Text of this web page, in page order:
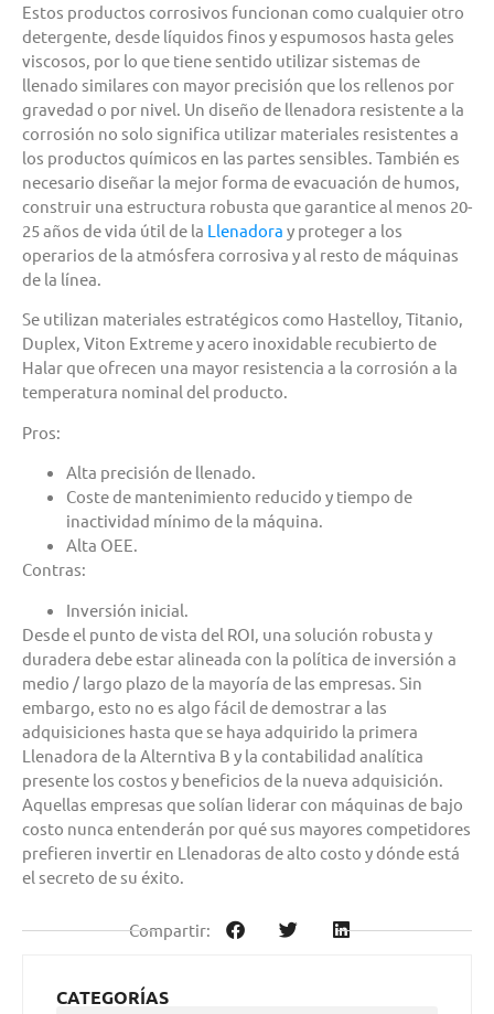
Estos productos corrosivos funcionan como cualquier otro
detergente, desde líquidos finos y espumosos hasta geles
viscosos, por lo que tiene sentido utilizar sistemas de
llenado similares con mayor precisión que los rellenos por
gravedad o por nivel. Un diseño de llenadora resistente a la
corrosión no solo significa utilizar materiales resistentes a
los productos químicos en las partes sensibles. También es
necesario diseñar la mejor forma de evacuación de humos,
construir una estructura robusta que garantice al menos 20-
25 años de vida útil de la Llenadora y proteger a los
operarios de la atmósfera corrosiva y al resto de máquinas
de la línea.
Se utilizan materiales estratégicos como Hastelloy, Titanio,
Duplex, Viton Extreme y acero inoxidable recubierto de
Halar que ofrecen una mayor resistencia a la corrosión a la
temperatura nominal del producto.
Pros:
Alta precisión de llenado.
Coste de mantenimiento reducido y tiempo de
inactividad mínimo de la máquina.
Alta OEE.
Contras:
Inversión inicial.
Desde el punto de vista del ROI, una solución robusta y
duradera debe estar alineada con la política de inversión a
medio / largo plazo de la mayoría de las empresas. Sin
embargo, esto no es algo fácil de demostrar a las
adquisiciones hasta que se haya adquirido la primera
Llenadora de la Alterntiva B y la contabilidad analítica
presente los costos y beneficios de la nueva adquisición.
Aquellas empresas que solían liderar con máquinas de bajo
costo nunca entenderán por qué sus mayores competidores
prefieren invertir en Llenadoras de alto costo y dónde está
el secreto de su éxito.
Compartir:
CATEGORÍAS